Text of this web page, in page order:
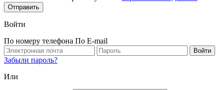
Отправить
Войти
По номеру телефона По E-mail
Забыли пароль?
Или